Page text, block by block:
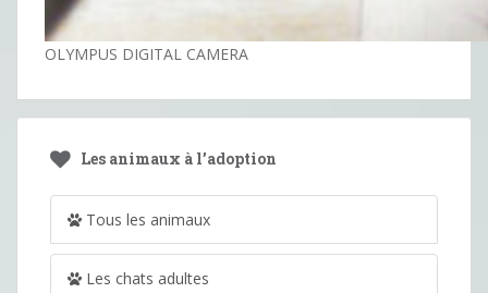
OLYMPUS DIGITAL CAMERA
Les animaux à l’adoption
Tous les animaux
Les chats adultes